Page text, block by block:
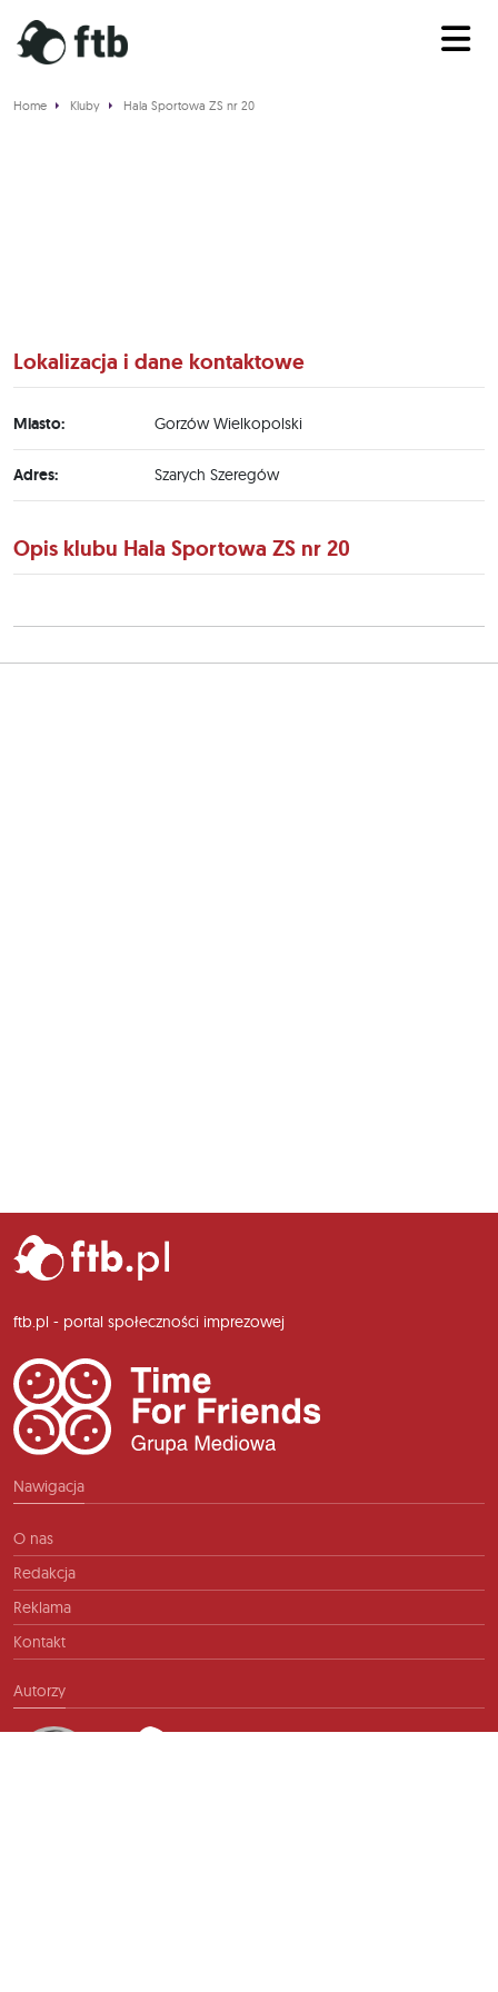
Home Kluby Hala Sportowa ZS nr 20
Lokalizacja i dane kontaktowe
Miasto: Gorzów Wielkopolski
Adres: Szarych Szeregów
Opis klubu Hala Sportowa ZS nr 20
ftb.pl - portal społeczności imprezowej
Nawigacja
O nas
Redakcja
Reklama
Kontakt
Autorzy